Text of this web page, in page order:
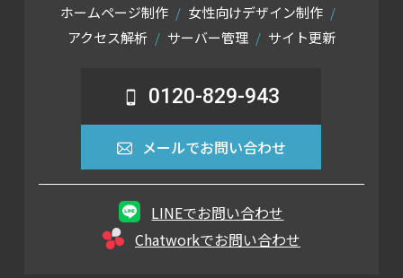
ホームページ制作
女性向けデザイン制作
アクセス解析
サーバー管理 サイト更新
0120-829-943
メールでお問い合わせ
LINEでお問い合わせ
Chatworkでお問い合わせ